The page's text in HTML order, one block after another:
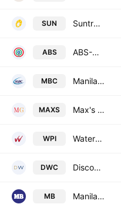
SUN Suntrust Resort Holdings, Inc.
ABS ABS-CBN Corporation
MBC Manila Broadcasting Co.
MAXS Max's Group Inc
WPI Waterfront Philippines, Inc.
DWC Discovery World Corp.
MB Manila Bulletin Publishing Corp.